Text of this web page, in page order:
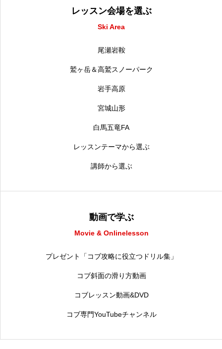
レッスン会場を選ぶ
Ski Area
尾瀬岩鞍
鷲ヶ岳＆高鷲スノーパーク
岩手高原
宮城山形
白馬五竜FA
レッスンテーマから選ぶ
講師から選ぶ
動画で学ぶ
Movie & Onlinelesson
プレゼント「コブ攻略に役立つドリル集」
コブ斜面の滑り方動画
コブレッスン動画&DVD
コブ専門YouTubeチャンネル